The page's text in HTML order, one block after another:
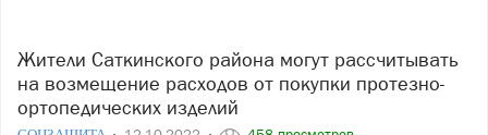
Жители Саткинского района могут рассчитывать
на возмещение расходов от покупки протезно-
ортопедических изделий